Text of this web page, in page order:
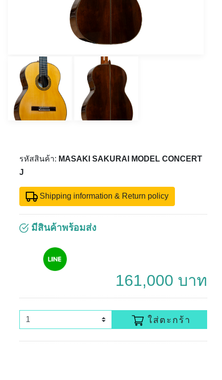
รหัสสินค้า: MASAKI SAKURAI MODEL CONCERT
J
Shipping information & Return policy
มีสินค้าพร้อมส่ง
161,000 บาท
ใส่ตะกร้า